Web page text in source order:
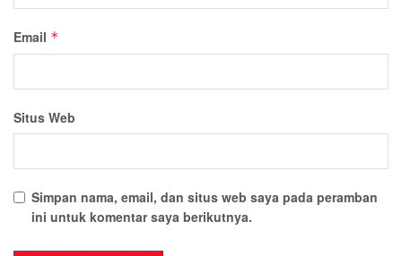
Email *
Situs Web
Simpan nama, email, dan situs web saya pada peramban
ini untuk komentar saya berikutnya.